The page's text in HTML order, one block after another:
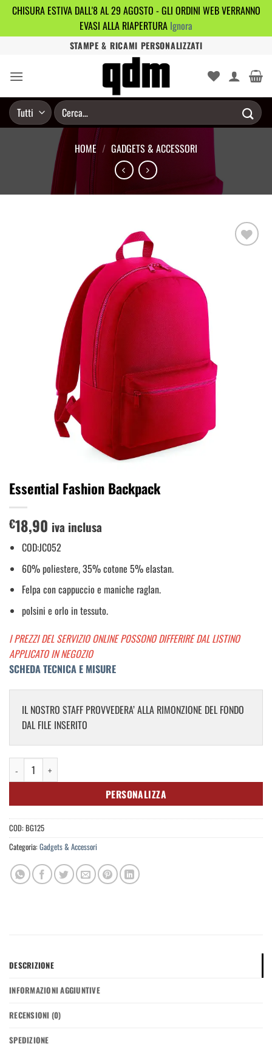
CHISURA ESTIVA DALL'8 AL 29 AGOSTO - GLI ORDINI WEB VERRANNO
EVASI ALLA RIAPERTURA Ignora
contenuti
STAMPE & RICAMI PERSONALIZZATI
Cerca:
HOME / GADGETS & ACCESSORI
Essential Fashion Backpack
€18,90 iva inclusa
COD:JC052
60% poliestere, 35% cotone 5% elastan.
Felpa con cappuccio e maniche raglan.
polsini e orlo in tessuto.
I PREZZI DEL SERVIZIO ONLINE POSSONO DIFFERIRE DAL LISTINO
APPLICATO IN NEGOZIO
SCHEDA TECNICA E MISURE
IL NOSTRO STAFF PROVVEDERA’ ALLA RIMONZIONE DEL FONDO
DAL FILE INSERITO
Essential Fashion Backpack quantità
PERSONALIZZA
COD: BG125
Categoria: Gadgets & Accessori
DESCRIZIONE
INFORMAZIONI AGGIUNTIVE
RECENSIONI (0)
SPEDIZIONE